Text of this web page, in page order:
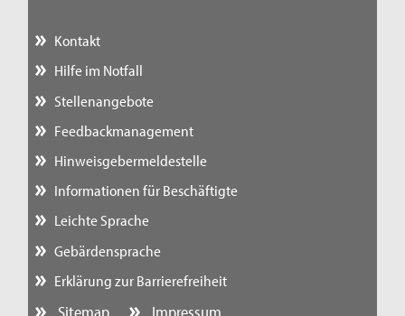
Kontakt
Hilfe im Notfall
Stellenangebote
Feedbackmanagement
Hinweisgebermeldestelle
Informationen für Beschäftigte
Leichte Sprache
Gebärdensprache
Erklärung zur Barrierefreiheit
Sitemap Impressum